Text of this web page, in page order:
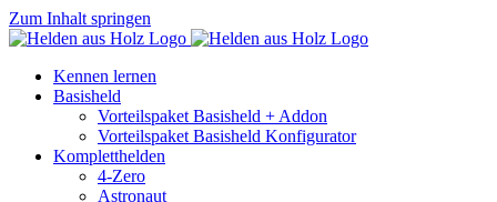
Zum Inhalt springen
Kennen lernen
Basisheld
Vorteilspaket Basisheld + Addon
Vorteilspaket Basisheld Konfigurator
Kompletthelden
4-Zero
Astronaut